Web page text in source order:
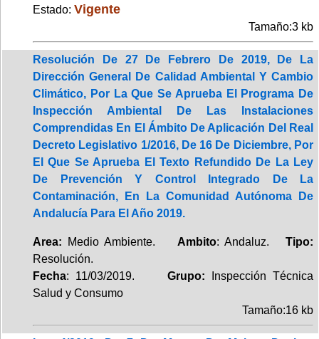
Estado: Vigente
Tamaño:3 kb
Resolución De 27 De Febrero De 2019, De La
Dirección General De Calidad Ambiental Y Cambio
Climático, Por La Que Se Aprueba El Programa De
Inspección Ambiental De Las Instalaciones
Comprendidas En El Ámbito De Aplicación Del Real
Decreto Legislativo 1/2016, De 16 De Diciembre, Por
El Que Se Aprueba El Texto Refundido De La Ley
De Prevención Y Control Integrado De La
Contaminación, En La Comunidad Autónoma De
Andalucía Para El Año 2019.
Area: Medio Ambiente. Ambito: Andaluz.Tipo:
Resolución.
Fecha: 11/03/2019. Grupo:
Inspección Técnica
Salud y Consumo
Tamaño:16 kb